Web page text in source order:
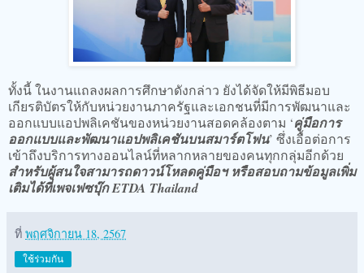
ทั้งนี้ ในงานแถลงผลการศึกษาดังกล่าว ยังได้จัดให้มีพิธีมอบ
เกียรติบัตรให้กับหน่วยงานภาครัฐและเอกชนที่มีการพัฒนาและ
ออกแบบแอปพลิเคชันของหน่วยงานสอดคล้องตาม ‘คู่มือการ
ออกแบบและพัฒนาแอปพลิเคชันบนสมาร์ตโฟน’ ซึ่งเอื้อต่อการ
เข้าถึงบริการทางออนไลน์ที่หลากหลายของคนทุกกลุ่มอีกด้วย
สำหรับผู้สนใจสามารถดาวน์โหลดคู่มือฯ หรือสอบถามข้อมูลเพิ่ม
เติมได้ที่เพจเฟซบุ๊ก ETDA Thailand
ที่ พฤศจิกายน 18, 2567
ใช้ร่วมกัน